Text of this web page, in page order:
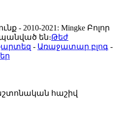
- 2010-2021: Mingke Բոլոր
են։Թեժ
- Առաջատար բլոգ -
հաշիվ